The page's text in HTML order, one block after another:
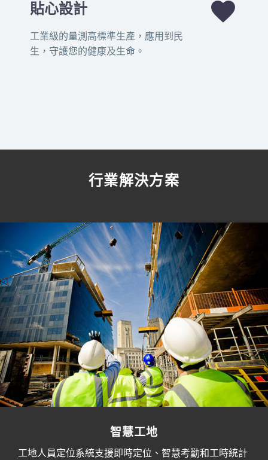
貼心設計
工業級的量測高標準生產，應用到民
生，守護您的健康及生命。


行業解決方案
智慧工地
工地人員定位系統支援即時定位、智慧考勤和工時統計